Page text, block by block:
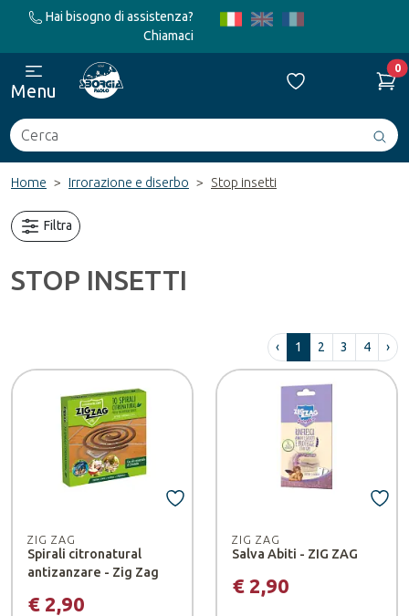
Hai bisogno di assistenza?
Chiamaci
Cerca
0
Menu
Home Irrorazione e diserbo Stop insetti
Filtra
STOP INSETTI
‹ 1 2 3 4 ›
ZIG ZAG
Spirali citronatural
antizanzare - Zig Zag
€ 2,90
ZIG ZAG
Salva Abiti - ZIG ZAG
€ 2,90